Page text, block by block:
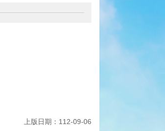
上版日期：112-09-06